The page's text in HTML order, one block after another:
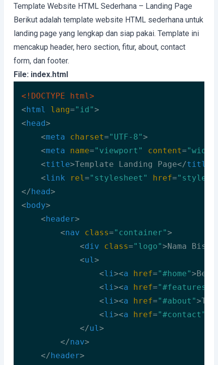
Code language: HTML, XML (xml)
Template Website HTML Sederhana – Landing Page
Berikut adalah template website HTML sederhana untuk
landing page yang lengkap dan siap pakai. Template ini
mencakup header, hero section, fitur, about, contact
form, dan footer.
File: index.html
<!DOCTYPE html>
<html lang="id">
<head>
<meta charset="UTF-8">
<meta name="viewport" content=
<title>Template Landing Page</title
<link rel="stylesheet" href=
</head>
<body>
<header>
<nav class="container">
<div class="logo">Nama
<ul>
<li><a href="#home">
<li><a href="#features"
<li><a href="#about">
<li><a href="#contact"
</ul>
</nav>
</header>